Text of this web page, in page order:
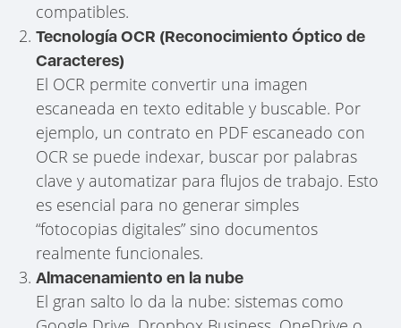
compatibles.
Tecnología OCR (Reconocimiento Óptico de
Caracteres)
El OCR permite convertir una imagen
escaneada en texto editable y buscable. Por
ejemplo, un contrato en PDF escaneado con
OCR se puede indexar, buscar por palabras
clave y automatizar para flujos de trabajo. Esto
es esencial para no generar simples
“fotocopias digitales” sino documentos
realmente funcionales.
Almacenamiento en la nube
El gran salto lo da la nube: sistemas como